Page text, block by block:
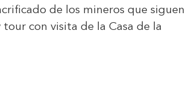
de los mineros que siguen
con visita de la Casa de la